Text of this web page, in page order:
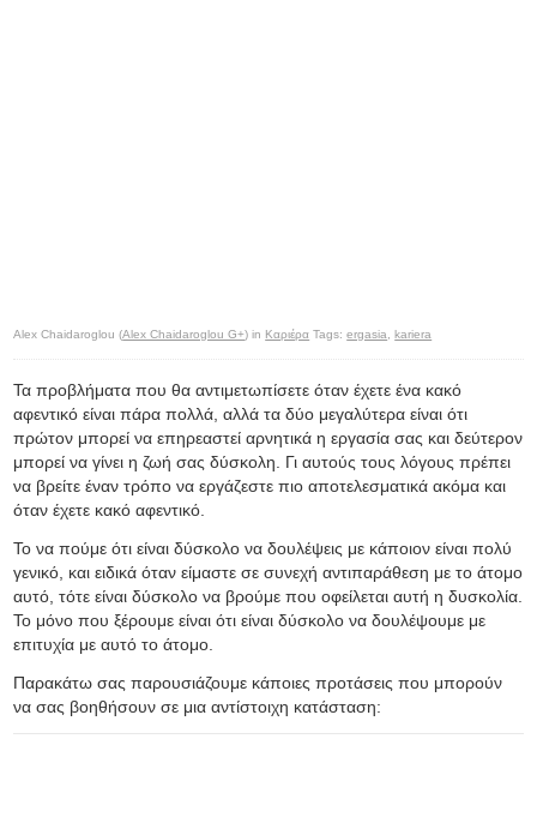
Alex Chaidaroglou (Alex Chaidaroglou G+) in Καριέρα Tags:ergasia ,kariera
Τα προβλήματα που θα αντιμετωπίσετε όταν έχετε ένα κακό
αφεντικό είναι πάρα πολλά, αλλά τα δύο μεγαλύτερα είναι ότι
πρώτον μπορεί να επηρεαστεί αρνητικά η εργασία σας και δεύτερον
μπορεί να γίνει η ζωή σας δύσκολη. Γι αυτούς τους λόγους πρέπει
να βρείτε έναν τρόπο να εργάζεστε πιο αποτελεσματικά ακόμα και
όταν έχετε κακό αφεντικό.
Το να πούμε ότι είναι δύσκολο να δουλέψεις με κάποιον είναι πολύ
γενικό, και ειδικά όταν είμαστε σε συνεχή αντιπαράθεση με το άτομο
αυτό, τότε είναι δύσκολο να βρούμε που οφείλεται αυτή η δυσκολία.
Το μόνο που ξέρουμε είναι ότι είναι δύσκολο να δουλέψουμε με
επιτυχία με αυτό το άτομο.
Παρακάτω σας παρουσιάζουμε κάποιες προτάσεις που μπορούν
να σας βοηθήσουν σε μια αντίστοιχη κατάσταση: